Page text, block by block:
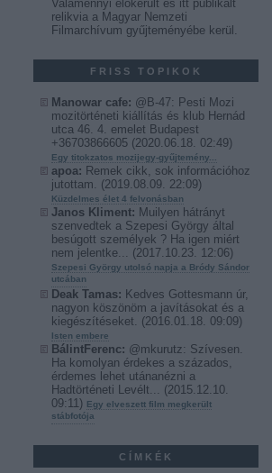
Valamennyi előkerült és itt publikált
relikvia a Magyar Nemzeti
Filmarchívum gyűjteményébe kerül.
FRISS TOPIKOK
Manowar cafe: @B-47: Pesti Mozi
mozitörténeti kiállítás és klub Hernád
utca 46. 4. emelet Budapest
+36703866605 (2020.06.18. 02:49)
Egy titokzatos mozijegy-gyűjtemény...
apoa: Remek cikk, sok információhoz
jutottam. (2019.08.09. 22:09)
Küzdelmes élet 4 felvonásban
Janos Kliment: Muilyen hátrányt
szenvedtek a Szepesi György által
besúgott személyek ? Ha igen miért
nem jelentke... (2017.10.23. 12:06)
Szepesi György utolsó napja a Bródy Sándor
utcában
Deak Tamas: Kedves Gottesmann úr,
nagyon köszönöm a javításokat és a
kiegészítéseket. (2016.01.18. 09:09)
Isten embere
BálintFerenc: @mkurutz: Szívesen.
Ha komolyan érdekes a százados,
érdemes lehet utánanézni a
Hadtörténeti Levélt... (2015.12.10.
09:11) Egy elveszett film megkerült
stábfotója
CÍMKÉK